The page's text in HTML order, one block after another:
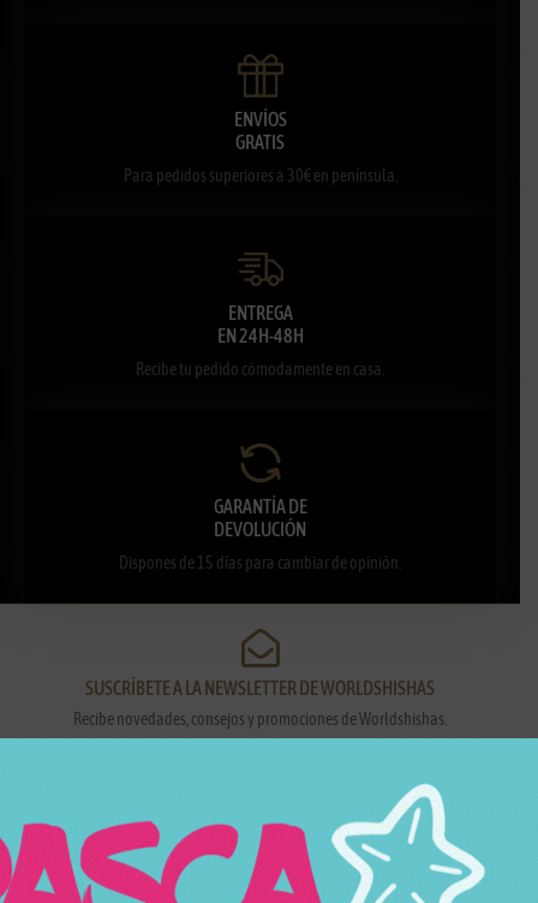
ENVÍOS
GRATIS
Para pedidos superiores a 30€ en península.
ENTREGA
EN 24H-48H
Recibe tu pedido cómodamente en casa.
GARANTÍA DE
DEVOLUCIÓN
Dispones de 15 días para cambiar de opinión.
SUSCRÍBETE A LA NEWSLETTER DE WORLDSHISHAS
Recibe novedades, consejos y promociones de Worldshishas.
Correo electrónico